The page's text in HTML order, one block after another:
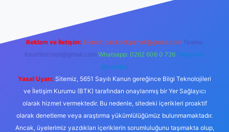
Reklam ve İletişim: E-mail: backlinkpaneli@gmail.com Teams:
forumhizmeti@gmail.com Whatsapp: 0262 606 0 726 Telegram:
@karabul
Yasal Uyarı: Sitemiz, 5651 Sayılı Kanun gereğince Bilgi Teknolojileri
ve İletişim Kurumu (BTK) tarafından onaylanmış bir Yer Sağlayıcı
olarak hizmet vermektedir. Bu nedenle, sitedeki içerikleri proaktif
olarak denetleme veya araştırma yükümlülüğümüz bulunmamaktadır.
Ancak, üyelerimiz yazdıkları içeriklerin sorumluluğunu taşımakta olup,